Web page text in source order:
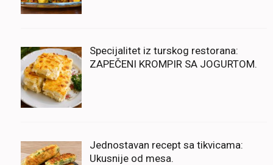
Specijalitet iz turskog restorana:
ZAPEČENI KROMPIR SA JOGURTOM.
Jednostavan recept sa tikvicama:
Ukusnije od mesa.